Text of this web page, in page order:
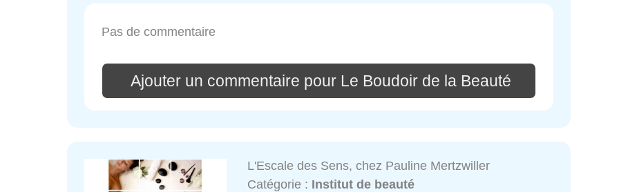
Pas de commentaire
Ajouter un commentaire pour Le Boudoir de la Beauté
L'Escale des Sens, chez Pauline Mertzwiller
Catégorie : Institut de beauté